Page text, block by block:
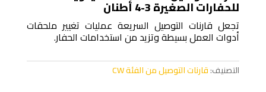
للحفارات الصغيرة 3-4 أطنان
تجعل قارنات التوصيل السريعة عمليات تغيير ملحقات
أدوات العمل بسيطة وتزيد من استخدامات الحفار.
التصنيف:قارنات التوصيل من الفئة CW